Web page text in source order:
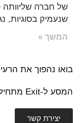
של חברה שליוותה
שנעמיק בסוגיות,
המשך »
בואו נהפוך את
המסע ל-Exit מתחיל בשיחה אחת. דברו איתנו
יצירת קשר